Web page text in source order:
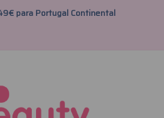
para Portugal Continental